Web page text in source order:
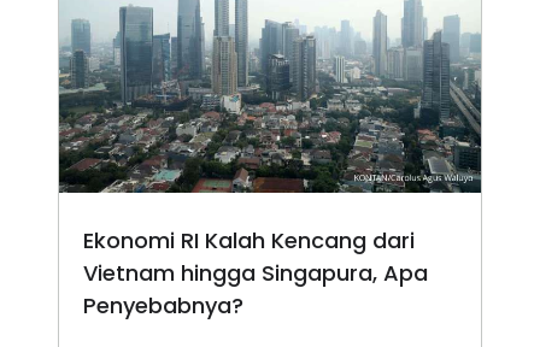
Ekonomi RI Kalah Kencang dari
Vietnam hingga Singapura, Apa
Penyebabnya?